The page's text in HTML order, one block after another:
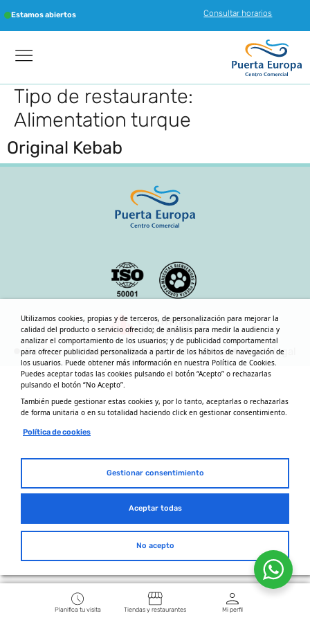
Estamos abiertos Consultar horarios
Tipo de restaurante:
Alimentation turque
Original Kebab
Política de privacidad Política de cookies Aviso legal
Planifica tu visita Tiendas y restaurantes Mi perfil
Utilizamos cookies, propias y de terceros, de personalización para mejorar la
calidad del producto o servicio ofrecido; de análisis para medir la audiencia y
analizar el comportamiento de los usuarios; y de publicidad comportamental
para ofrecer publicidad personalizada a partir de los hábitos de navegación de
los usuarios. Puede obtener más información en nuestra Política de Cookies.
Puedes aceptar todas las cookies pulsando el botón “Acepto” o rechazarlas
pulsando el botón “No Acepto”.
También puede gestionar estas cookies y, por lo tanto, aceptarlas o rechazarlas
de forma unitaria o en su totalidad haciendo click en gestionar consentimiento.
Política de cookies
Gestionar consentimiento
Aceptar todas
No acepto